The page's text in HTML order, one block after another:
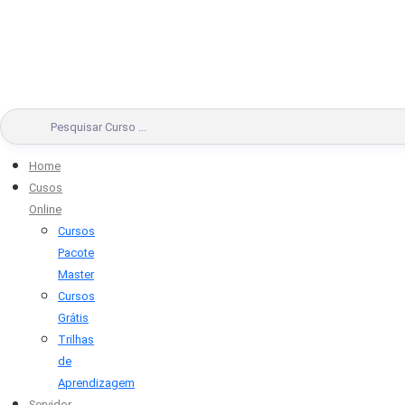
Home
Cusos
Online
Cursos
Pacote
Master
Cursos
Grátis
Trilhas
de
Aprendizagem